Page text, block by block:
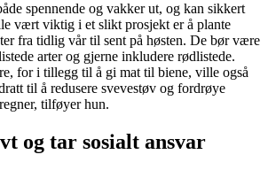
spennende og vakker ut, og kan sikkert
vært viktig i et slikt prosjekt er å plante
fra tidlig vår til sent på høsten. De bør være
arter og gjerne inkludere rødlistede.
for i tillegg til å gi mat til biene, ville også
til å redusere svevestøv og fordrøye
tilføyer hun.
og tar sosialt ansvar